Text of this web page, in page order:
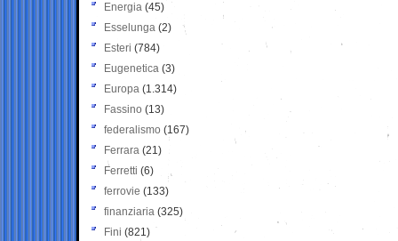
Energia (45)
Esselunga (2)
Esteri (784)
Eugenetica (3)
Europa (1.314)
Fassino (13)
federalismo (167)
Ferrara (21)
Ferretti (6)
ferrovie (133)
finanziaria (325)
Fini (821)